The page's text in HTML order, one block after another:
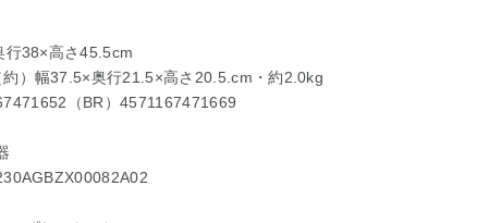
行38×高さ45.5cm
）幅37.5×奥行21.5×高さ20.5.cm・約2.0kg
（BR）4571167471669